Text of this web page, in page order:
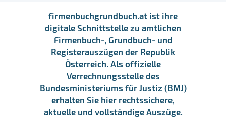
firmenbuchgrundbuch.at ist ihre
digitale Schnittstelle zu amtlichen
Firmenbuch-, Grundbuch- und
Registerauszügen der Republik
Österreich. Als offizielle
Verrechnungsstelle des
Bundesministeriums für Justiz (BMJ)
erhalten Sie hier rechtssichere,
aktuelle und vollständige Auszüge.